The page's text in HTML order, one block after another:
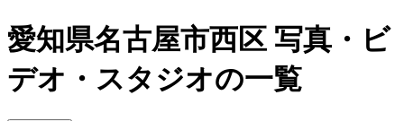
愛知県名古屋市西区 写真・ビ
デオ・スタジオの一覧